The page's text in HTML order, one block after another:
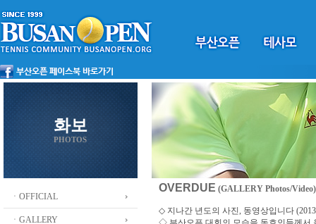
화보
PHOTOS
ㆍOFFICIAL
ㆍGALLERY
OVERDUE (GALLERY Photos/Video)
◇ 지나간 년도의 사진, 동영상입니다